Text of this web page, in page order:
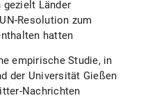
gezielt Länder
Resolution zum
hatten
empirische Studie, in
der Universität Gießen
Nachrichten